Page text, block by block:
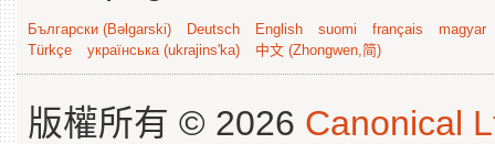
Български (Bəlgarski) Deutsch English suomi français
magyar
Türkçe
українська (ukrajins'ka) 中文 (Zhongwen,简)
版權所有 © 2026 Canonical